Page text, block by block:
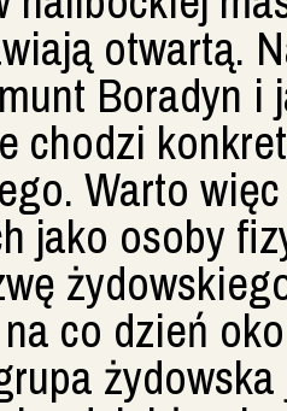
otwartą.
Boradyn i
chodzi
Warto
jako osoby
na co dzień